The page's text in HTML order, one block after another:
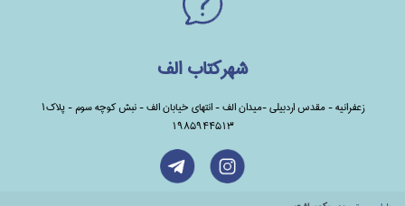
شهرکتاب الف
زعفرانیه - مقدس اردبیلی -میدان الف - انتهای خیابان الف - نبش کوچه سوم - پلاک1
1985944513